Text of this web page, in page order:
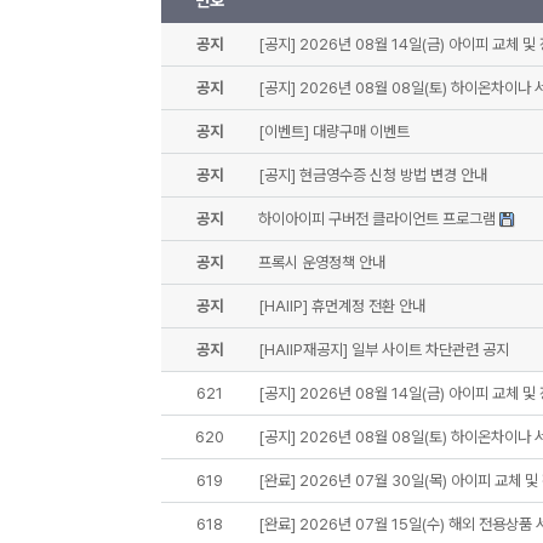
공지 [공지] 2026년 08월 14일(금) 아이피 교체 및
공지 [공지] 2026년 08월 08일(토) 하이온차이나
공지 [이벤트] 대량구매 이벤트
공지 [공지] 현금영수증 신청 방법 변경 안내
공지 하이아이피 구버전 클라이언트 프로그램
공지 프록시 운영정책 안내
공지 [HAIIP] 휴먼계정 전환 안내
공지 [HAIIP재공지] 일부 사이트 차단관련 공지
621 [공지] 2026년 08월 14일(금) 아이피 교체 및
620 [공지] 2026년 08월 08일(토) 하이온차이나
619 [완료] 2026년 07월 30일(목) 아이피 교체 및
618 [완료] 2026년 07월 15일(수) 해외 전용상품